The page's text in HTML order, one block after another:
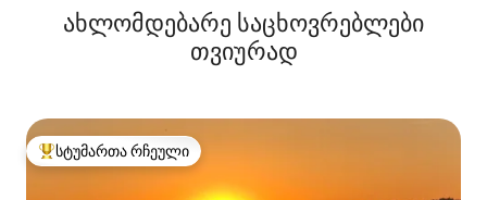
ახლომდებარე საცხოვრებლები
თვიურად
სტუმართა რჩეული მოწინავე ვარიანტი
სტუმართა რჩეული